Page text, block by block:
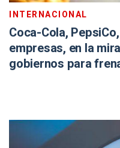
INTERNACIONAL
Coca-Cola,
empresas, en la
gobiernos para